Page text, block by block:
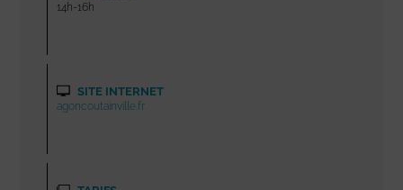
14h-16h
SITE INTERNET
agoncoutainville.fr